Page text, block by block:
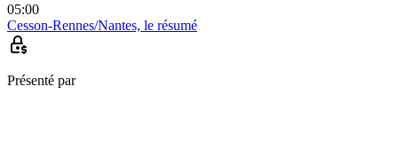
05:00
Cesson-Rennes/Nantes, le résumé
Présenté par